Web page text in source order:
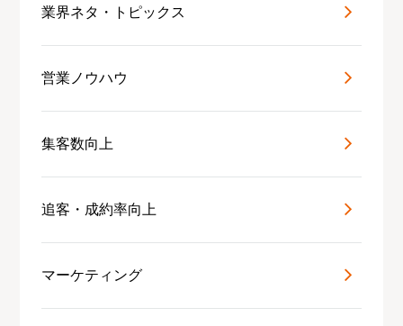
業界ネタ・トピックス
営業ノウハウ
集客数向上
追客・成約率向上
マーケティング